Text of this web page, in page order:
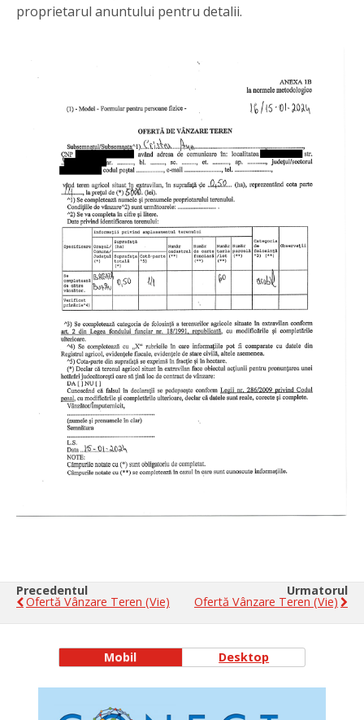
proprietarul anuntului pentru detalii.
Precedentul
Ofertă Vânzare Teren (vie)
Urmatorul
Ofertă Vânzare Teren (vie)
Mobil Desktop